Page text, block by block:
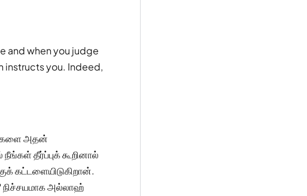
and when you judge
instructs you. Indeed,
அதன்
தீர்ப்புக் கூறினால்
கட்டளையிடுகிறான்.
நிச்சயமாக அல்லாஹ்